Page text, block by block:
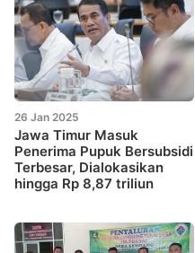
26 Jan 2025
Jawa Timur Masuk
Penerima Pupuk Bersubsidi
Terbesar, Dialokasikan
hingga Rp 8,87 triliun